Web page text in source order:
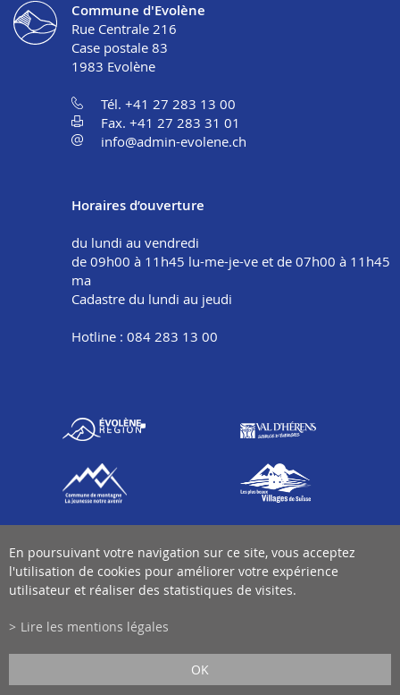
Commune d'Evolène
Rue Centrale 216
Case postale 83
1983 Evolène
Tél. +41 27 283 13 00
Fax. +41 27 283 31 01
info@admin-evolene.ch
Horaires d’ouverture
du lundi au vendredi
de 09h00 à 11h45 lu-me-je-ve et de 07h00 à 11h45
ma
Cadastre du lundi au jeudi
Hotline : 084 283 13 00
En poursuivant votre navigation sur ce site, vous acceptez
l'utilisation de cookies pour améliorer votre expérience
utilisateur et réaliser des statistiques de visites.
Lire les mentions légales
OK